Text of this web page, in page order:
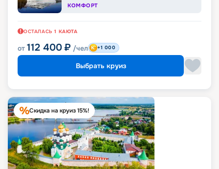
КОМФОРТ
ОСТАЛАСЬ 1 КАЮТА
от 112 400 ₽ /чел +1 000
Выбрать круиз
Скидка на круиз 15%!